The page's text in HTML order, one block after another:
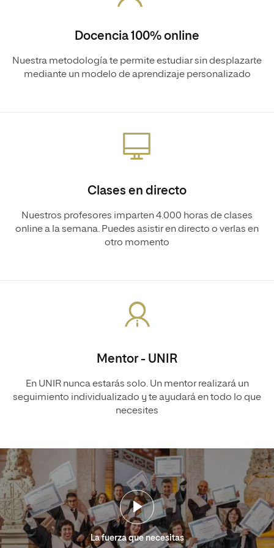
Docencia 100% online
Nuestra metodología te permite estudiar sin desplazarte
mediante un modelo de aprendizaje personalizado
Clases en directo
Nuestros profesores imparten 4.000 horas de clases
online a la semana. Puedes asistir en directo o verlas en
otro momento
Mentor - UNIR
En UNIR nunca estarás solo. Un mentor realizará un
seguimiento individualizado y te ayudará en todo lo que
necesites
La fuerza que necesitas